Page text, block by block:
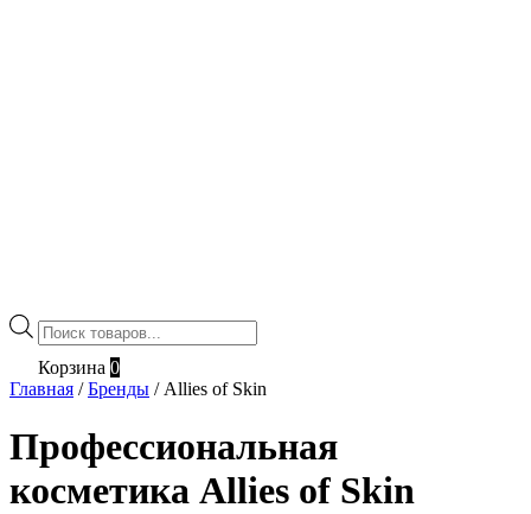
Поиск
товаров
Корзина 0
Главная / Бренды / Allies of Skin
Профессиональная
косметика Allies of Skin